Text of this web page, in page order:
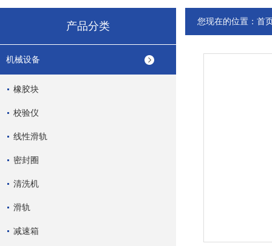
产品分类
机械设备
橡胶块
校验仪
线性滑轨
密封圈
清洗机
滑轨
减速箱
您现在的位置： 首